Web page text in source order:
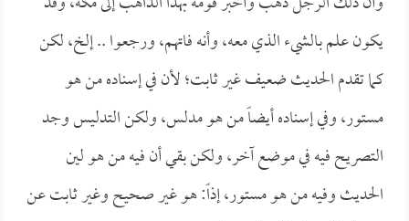
يكون علم بالشيء الذي معه، وأنه فاتهم، ورجعوا .. إلخ، لكن
كما تقدم الحديث ضعيف غير ثابت؛ لأن في إسناده من هو
مستور، وفي إسناده أيضاً من هو مدلس، ولكن التدليس وجد
التصريح فيه في موضع آخر، ولكن بقي أن فيه من هو لين
الحديث وفيه من هو مستور، إذاً: هو غير صحيح وغير ثابت عن